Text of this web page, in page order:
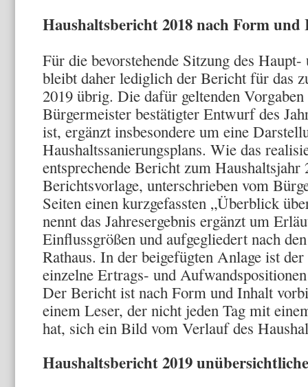
Haushaltsbericht 2018 nach Form
Für die bevorstehende Sitzung des Haupt-
bleibt daher lediglich der Bericht für das
2019 übrig. Die dafür geltenden
Bürgermeister bestätigter Entwurf des
ist, ergänzt insbesondere um eine
Haushaltssanierungsplans. Wie das
entsprechende Bericht zum
Berichtsvorlage, unterschrieben vom
Seiten einen kurzgefassten „Überblick
nennt das Jahresergebnis ergänzt um
Einflussgrößen und aufgegliedert nach
Rathaus. In der beigefügten Anlage ist
einzelne Ertrags- und
Der Bericht ist nach Form und Inhalt
einem Leser, der nicht jeden Tag mit
hat, sich ein Bild vom Verlauf des
Haushaltsbericht 2019